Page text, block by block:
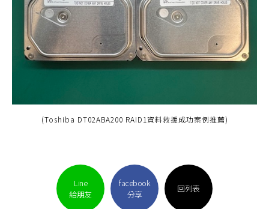
(Toshiba DT02ABA200 RAID1資料救援成功案例推薦)
Line
給朋友
facebook
分享
回列表